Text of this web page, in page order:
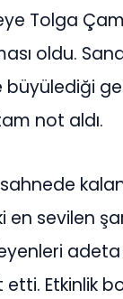
Tolga
oldu.
büyülediği
not aldı.
sevilen
Etkinlik